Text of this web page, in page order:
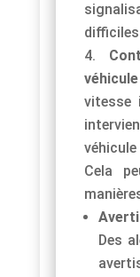
véhicule
vitesse
Cela
Des